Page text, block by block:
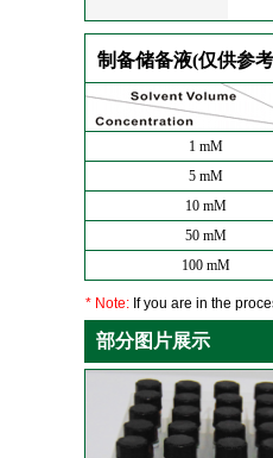
制备储备液(仅供参
1 mM
5 mM
10 mM
50 mM
100 mM
* Note: If you are in the
部分图片展示